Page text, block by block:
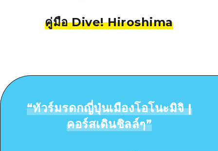
คู่มือ Dive! Hiroshima
“ทัวร์มรดกญี่ปุ่นเมืองโอโนะมิจิ |
คอร์สเดินชิลล์ๆ”